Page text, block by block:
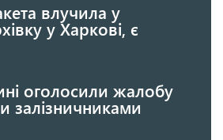
влучила у
у Харкові, є
оголосили жалобу
залізничниками